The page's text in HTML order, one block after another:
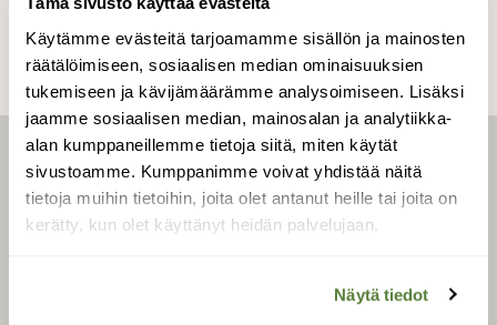
Käytämme evästeitä tarjoamamme sisällön ja mainosten
räätälöimiseen, sosiaalisen median ominaisuuksien
tukemiseen ja kävijämäärämme analysoimiseen. Lisäksi
jaamme sosiaalisen median, mainosalan ja analytiikka-
alan kumppaneillemme tietoja siitä, miten käytät
sivustoamme. Kumppanimme voivat yhdistää näitä
tietoja muihin tietoihin, joita olet antanut heille tai joita on
kerätty, kun olet käyttänyt heidän palvelujaan.
Näytä tiedot
LEHTI
Uusin lehti
Äänestä parasta juttua